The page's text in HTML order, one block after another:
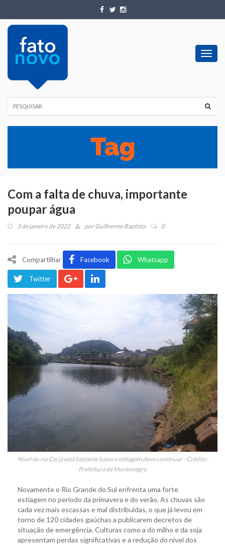
Com a falta de chuva, importante
poupar água
3 de janeiro de 2022 porGuilherme Baptista 0
Compartilhar Facebook Whatsapp
Twitter
Nível do rio Caí já está bastante baixo e estiagem deve continuar - Crédito:
Prefeitura de Montenegro
Novamente o Rio Grande do Sul enfrenta uma forte
estiagem no período da primavera e do verão. As chuvas são
cada vez mais escassas e mal distribuídas, o que já levou em
torno de 120 cidades gaúchas a publicarem decretos de
situação de emergência. Culturas como a do milho e da soja
apresentam perdas significativas e a redução do nível dos